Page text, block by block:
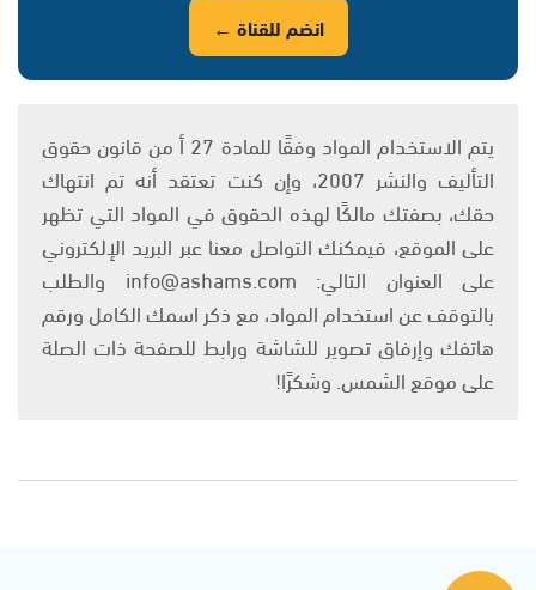
انضم للقناة ←
يتم الاستخدام المواد وفقًا للمادة 27 أ من قانون حقوق
التأليف والنشر 2007، وإن كنت تعتقد أنه تم انتهاك
حقك، بصفتك مالكًا لهذه الحقوق في المواد التي تظهر
على الموقع، فيمكنك التواصل معنا عبر البريد الإلكتروني
على العنوان التالي: info@ashams.com والطلب
بالتوقف عن استخدام المواد، مع ذكر اسمك الكامل ورقم
هاتفك وإرفاق تصوير للشاشة ورابط للصفحة ذات الصلة
على موقع الشمس. وشكرًا!